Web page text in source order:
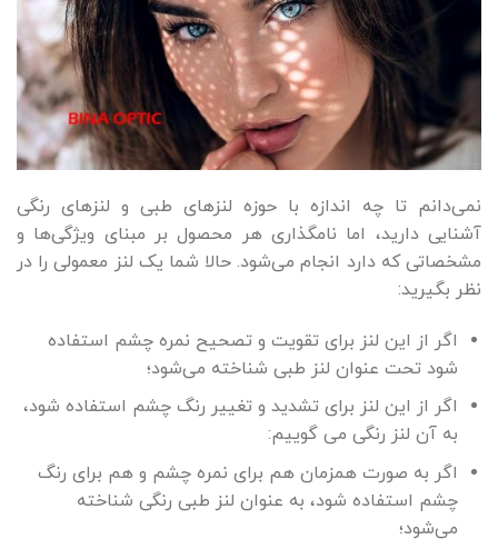
نمی‌دانم تا چه اندازه با حوزه لنزهای طبی و لنزهای رنگی
آشنایی دارید، اما نامگذاری هر محصول بر مبنای ویژگی‌ها و
مشخصاتی که دارد انجام می‌شود. حالا شما یک لنز معمولی را در
نظر بگیرید:
اگر از این لنز برای تقویت و تصحیح نمره چشم استفاده
شود تحت عنوان لنز طبی شناخته می‌شود؛
اگر از این لنز برای تشدید و تغییر رنگ چشم استفاده شود،
به آن لنز رنگی می گوییم:
اگر به صورت همزمان هم برای نمره چشم و هم برای رنگ
چشم استفاده شود، به عنوان لنز طبی رنگی شناخته
می‌شود؛